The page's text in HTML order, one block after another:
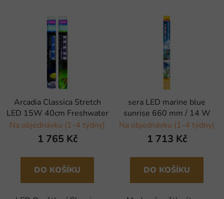
Arcadia Classica Stretch
LED 15W 40cm Freshwater
Na objednávku (1-4 týdny)
1 765 Kč
DO KOŠÍKU
sera LED marine blue
sunrise 660 mm / 14 W
Na objednávku (1-4 týdny)
1 713 Kč
DO KOŠÍKU